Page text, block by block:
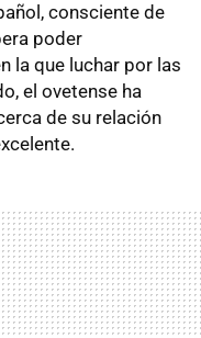
consciente de
poder
la que luchar por las
el ovetense ha
de su relación